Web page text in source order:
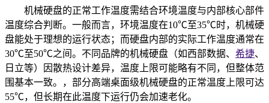
机械硬盘的正常工作温度需结合环境温度与内部核心部件
温度综合判断。一般而言，环境温度在10℃至35℃时，机械硬
盘能处于理想的运行状态；而硬盘内部的实际工作温度通常在
30℃至50℃之间。不同品牌的机械硬盘（如西部数据、 希捷、
日立等）因散热设计差异，温度上限可能略有不同，但整体范
围基本一致。，部分高端桌面级机械硬盘的正常温度上限可达
55℃，但长期在此温度下运行仍会加速老化。